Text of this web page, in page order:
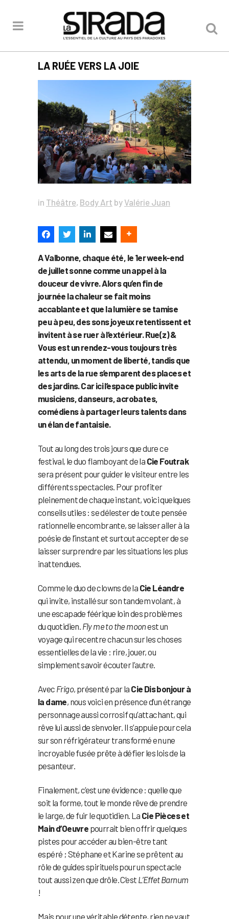
LA RUÉE VERS LA JOIE
in Théâtre, Body Art by Valérie Juan
A Valbonne, chaque été, le 1er week-end
de juillet sonne comme un appel à la
douceur de vivre. Alors qu’en fin de
journée la chaleur se fait moins
accablante et que la lumière se tamise
peu à peu, des sons joyeux retentissent et
invitent à se ruer à l’extérieur. Rue(z) &
Vous est un rendez-vous toujours très
attendu, un moment de liberté, tandis que
les arts de la rue s’emparent des places et
des jardins. Car ici l’espace public invite
musiciens, danseurs, acrobates,
comédiens à partager leurs talents dans
un élan de fantaisie.
Tout au long des trois jours que dure ce
festival, le duo flamboyant de la Cie Foutrak
sera présent pour guider le visiteur entre les
différents spectacles. Pour profiter
pleinement de chaque instant, voici quelques
conseils utiles : se délester de toute pensée
rationnelle encombrante, se laisser aller à la
poésie de l’instant et surtout accepter de se
laisser surprendre par les situations les plus
inattendues.
Comme le duo de clowns de la Cie Léandre
qui invite, installé sur son tandem volant, à
une escapade féérique loin des problèmes
du quotidien. Fly me to the moonest un
voyage qui recentre chacun sur les choses
essentielles de la vie : rire, jouer, ou
simplement savoir écouter l’autre.
Avec Frigo, présenté par la Cie Dis bonjour à
la dame, nous voici en présence d’un étrange
personnage aussi corrosif qu’attachant, qui
rêve lui aussi de s’envoler. Il s’appuie pour cela
sur son réfrigérateur transformé en une
incroyable fusée prête à défier les lois de la
pesanteur.
Finalement, c’est une évidence : quelle que
soit la forme, tout le monde rêve de prendre
le large, de fuir le quotidien. La Cie Pièces et
Main d’Oeuvre pourrait bien offrir quelques
pistes pour accéder au bien-être tant
espéré ; Stéphane et Karine se prêtent au
rôle de guides spirituels pour un spectacle
tout aussi zen que drôle. C’est L’Effet Barnum
!
Mais pour une véritable détente, rien ne vaut